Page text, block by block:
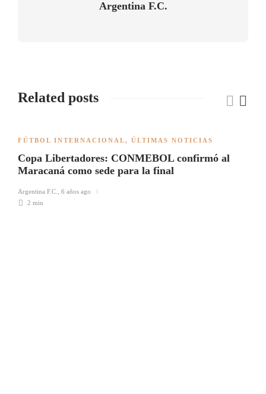
Argentina F.C.
Related posts
FÚTBOL INTERNACIONAL, ÚLTIMAS NOTICIAS
Copa Libertadores: CONMEBOL confirmó al
Maracaná como sede para la final
Argentina F.C.
6 años ago
2 min